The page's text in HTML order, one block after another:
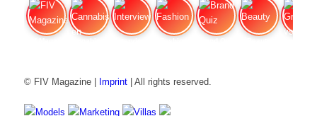
© FIV Magazine | Imprint| All rights reserved.
Models Marketing Villas